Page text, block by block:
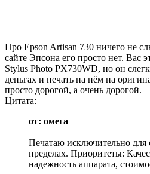
Про Epson Artisan 730 ничего не
сайте Эпсона его просто нет. Вас
Stylus Photo PX730WD, но он
деньгах и печать на нём на
просто дорогой, а очень дорогой.
Цитата:
от: омега
Печатаю исключительно для
пределах. Приоритеты:
надежность аппарата,